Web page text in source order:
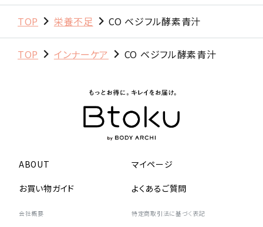
TOP 栄養不足 CO ベジフル酵素青汁
TOP インナーケア CO ベジフル酵素青汁
ABOUT マイページ
お買い物ガイド よくあるご質問
会社概要 特定商取引法に基づく表記